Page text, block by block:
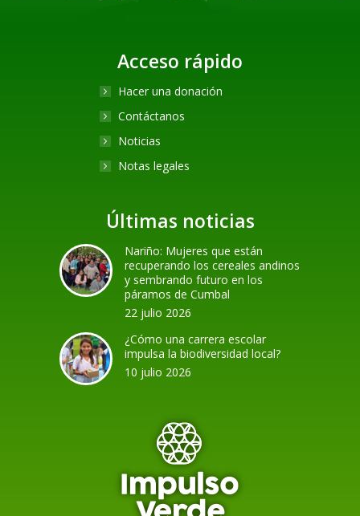
Acceso rápido
Hacer una donación
Contáctanos
Noticias
Notas legales
Últimas noticias
Nariño: Mujeres que están
recuperando los cereales andinos
y sembrando futuro en los
páramos de Cumbal
22 julio 2026
¿Cómo una carrera escolar
impulsa la biodiversidad local?
10 julio 2026